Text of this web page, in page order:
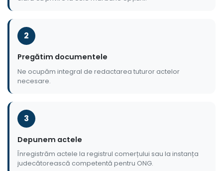
2
Pregătim documentele
Ne ocupăm integral de redactarea tuturor actelor
necesare.
3
Depunem actele
Înregistrăm actele la registrul comerțului sau la instanța
judecătorească competentă pentru ONG.